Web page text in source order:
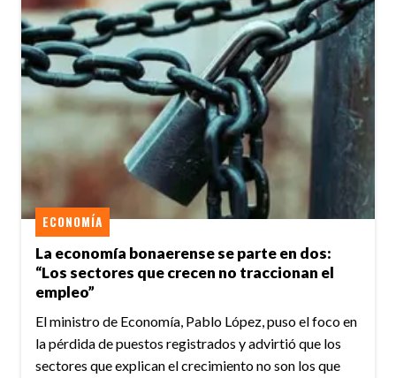
La economía bonaerense se parte en dos:
“Los sectores que crecen no traccionan el
empleo”
ECONOMÍA
El ministro de Economía, Pablo López, puso el foco en
la pérdida de puestos registrados y advirtió que los
sectores que explican el crecimiento no son los que